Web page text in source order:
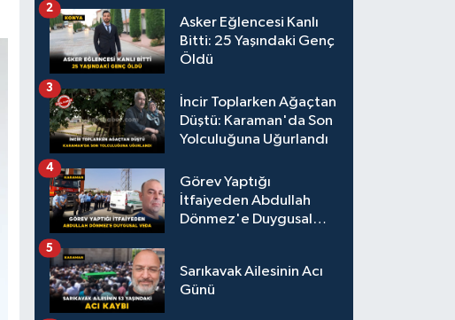
Asker Eğlencesi Kanlı
Bitti: 25 Yaşındaki Genç
Öldü
2
İncir Toplarken Ağaçtan
Düştü: Karaman'da Son
Yolculuğuna Uğurlandı
3
Görev Yaptığı
İtfaiyeden Abdullah
Dönmez'e Duygusal
4
Sarıkavak Ailesinin Acı
Günü
5